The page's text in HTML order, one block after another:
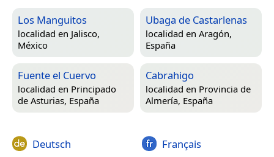
Los Manguitos
localidad en Jalisco,
México
Ubaga de Castarlenas
localidad en Aragón,
España
Fuente el Cuervo
localidad en Principado
de Asturias, España
Cabrahigo
localidad en Provincia de
Almería, España
Deutsch
Français